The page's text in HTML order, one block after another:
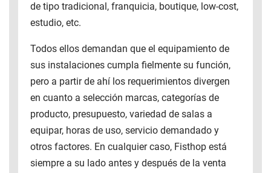
de tipo tradicional, franquicia, boutique, low-cost,
estudio, etc.
Todos ellos demandan que el equipamiento de
sus instalaciones cumpla fielmente su función,
pero a partir de ahí los requerimientos divergen
en cuanto a selección marcas, categorías de
producto, presupuesto, variedad de salas a
equipar, horas de uso, servicio demandado y
otros factores. En cualquier caso, Fisthop está
siempre a su lado antes y después de la venta